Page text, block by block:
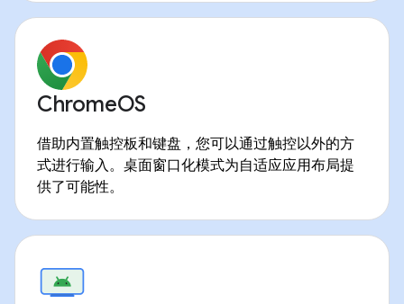
ChromeOS
借助内置触控板和键盘，您可以通过触控以外的方
式进行输入。桌面窗口化模式为自适应应用布局提
供了可能性。